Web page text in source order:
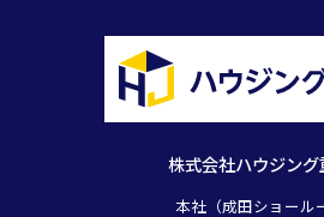
株式会社ハウジン
本社（成田ショール